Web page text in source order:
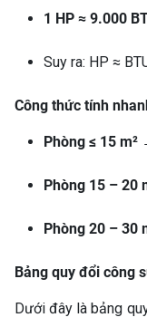
1 HP ≈ 9.000
Suy ra: HP ≈
Công thức tính
Phòng ≤ 15 m²
Phòng 15 – 20
Phòng 20 – 30
Bảng quy đổi công
Dưới đây là bảng